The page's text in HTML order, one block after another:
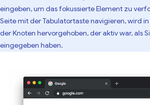
eingeben, um das fokussierte Element zu
Seite mit der Tabulatortaste navigieren, wird
der Knoten hervorgehoben, der aktiv war, als
eingegeben haben.